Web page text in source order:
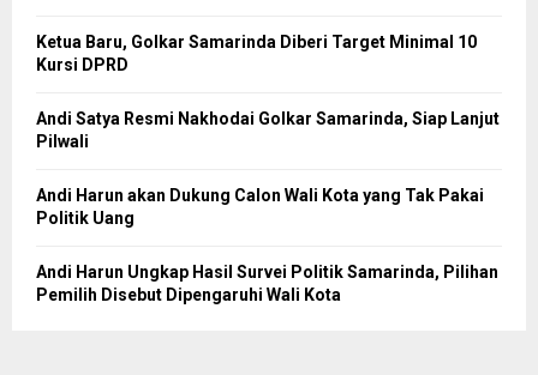
Ketua Baru, Golkar Samarinda Diberi Target Minimal 10
Kursi DPRD
Andi Satya Resmi Nakhodai Golkar Samarinda, Siap Lanjut
Pilwali
Andi Harun akan Dukung Calon Wali Kota yang Tak Pakai
Politik Uang
Andi Harun Ungkap Hasil Survei Politik Samarinda, Pilihan
Pemilih Disebut Dipengaruhi Wali Kota